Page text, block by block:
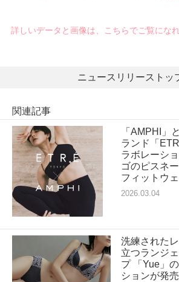
詳しいデータと画像は、こちらでご覧になれ
ニュースリリーストッ
関連記事
「AMPHI」
ランド「
ラボレーシ
ゴのピスネ
フィットウ
2026.03.04
洗練された
立つランジ
プ 「Yue」
ションが発売